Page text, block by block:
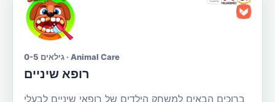
גילאים 0-5 · Animal Care
רופא שיניים
ברוכים הבאים למשחק הילדים של רופאי שיניים לבעלי